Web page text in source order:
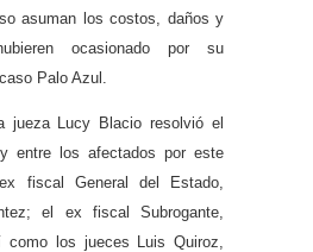
asuman los costos, daños y
ocasionado por su
Palo Azul.
jueza Lucy Blacio resolvió el
entre los afectados por este
fiscal General del Estado,
el ex fiscal Subrogante,
como los jueces Luis Quiroz,